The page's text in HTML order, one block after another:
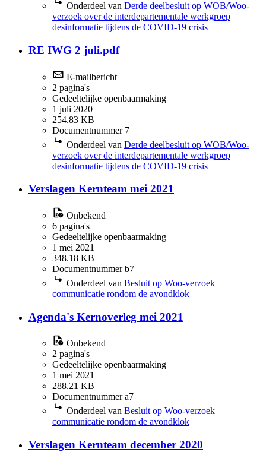
Onderdeel van Derde deelbesluit op WOB/Woo-
verzoek over de interdepartementale werkgroep
desinformatie tijdens de COVID-19 crisis
RE IWG 2 juli.pdf
E-mailbericht
2 pagina's
Gedeeltelijke openbaarmaking
1 juli 2020
254.83 KB
Documentnummer 7
Onderdeel van Derde deelbesluit op WOB/Woo-
verzoek over de interdepartementale werkgroep
desinformatie tijdens de COVID-19 crisis
Verslagen Kernteam mei 2021
Onbekend
6 pagina's
Gedeeltelijke openbaarmaking
1 mei 2021
348.18 KB
Documentnummer b7
Onderdeel van Besluit op Woo-verzoek
communicatie rondom de avondklok
Agenda's Kernoverleg mei 2021
Onbekend
2 pagina's
Gedeeltelijke openbaarmaking
1 mei 2021
288.21 KB
Documentnummer a7
Onderdeel van Besluit op Woo-verzoek
communicatie rondom de avondklok
Verslagen Kernteam december 2020